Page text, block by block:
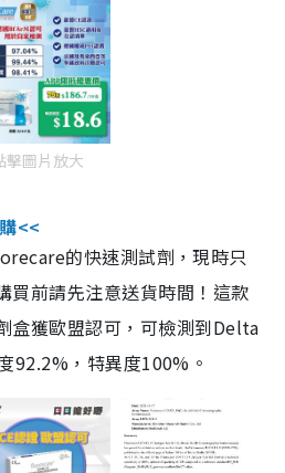
擊圖片放大
<<
的快速測試劑，現時只
買前請先注意送貨時間！這款
盒獲歐盟認可，可檢測到Delta
92.2%，特異度100%。